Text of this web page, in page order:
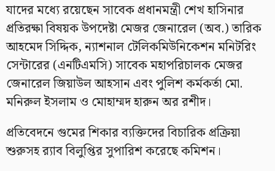
যাদের মধ্যে রয়েছেন সাবেক প্রধানমন্ত্রী শেখ হাসিনার
প্রতিরক্ষা বিষয়ক উপদেষ্টা মেজর জেনারেল (অব.) তারিক
আহমেদ সিদ্দিক, ন্যাশনাল টেলিকমিউনিকেশন মনিটরিং
সেন্টারের (এনটিএমসি) সাবেক মহাপরিচালক মেজর
জেনারেল জিয়াউল আহসান এবং পুলিশ কর্মকর্তা মো.
মনিরুল ইসলাম ও মোহাম্মদ হারুন অর রশীদ।
প্রতিবেদনে গুমের শিকার ব্যক্তিদের বিচারিক প্রক্রিয়া
শুরুসহ র‍্যাব বিলুপ্তির সুপারিশ করেছে কমিশন।